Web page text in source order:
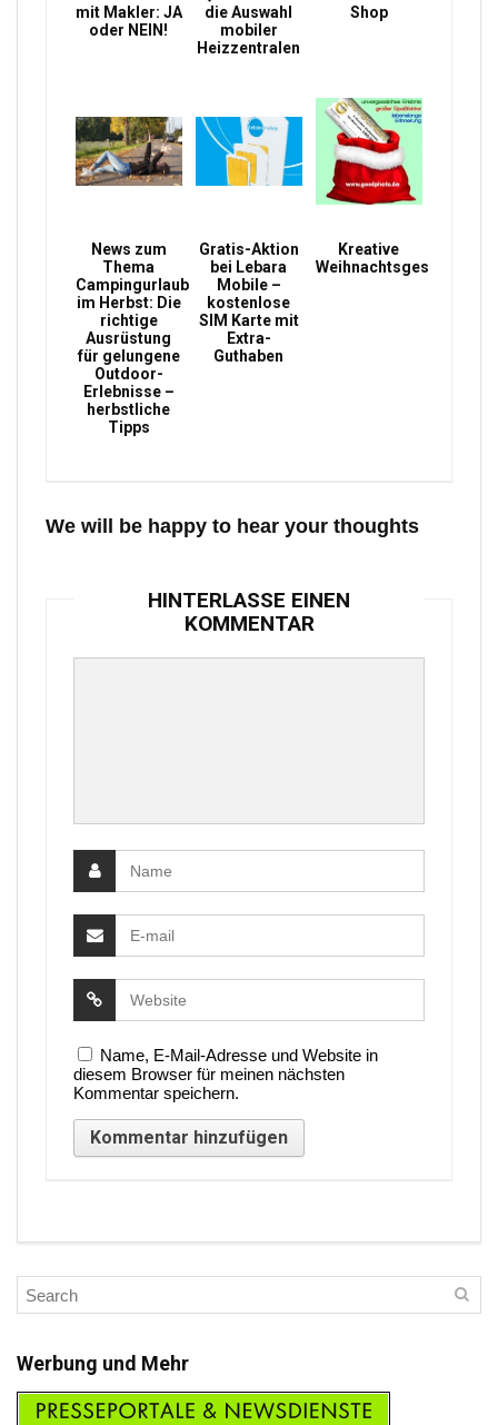
mit Makler: JA
oder NEIN!
die Auswahl
mobiler
Heizzentralen
Shop
News zum
Thema
Campingurlaub
im Herbst: Die
richtige
Ausrüstung
für gelungene
Outdoor-
Erlebnisse –
herbstliche
Tipps
Gratis-Aktion
bei Lebara
Mobile –
kostenlose
SIM Karte mit
Extra-
Guthaben
Kreative
Weihnachtsgeschenke
We will be happy to hear your thoughts
HINTERLASSE EINEN
KOMMENTAR
Name, E-Mail-Adresse und Website in
diesem Browser für meinen nächsten
Kommentar speichern.
Werbung und Mehr